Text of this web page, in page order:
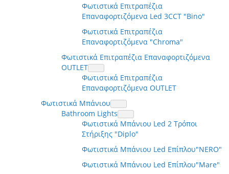
Φωτιστικά Επιτραπέζια
Επαναφορτιζόμενα Led 3CCT "Bino"
Φωτιστικά Επιτραπέζια
Επαναφορτιζόμενα "Chroma"
Φωτιστικά Επιτραπέζια Επαναφορτιζόμενα
OUTLET
Φωτιστικά Επιτραπέζια
Επαναφορτιζόμενα OUTLET
Φωτιστικά Μπάνιου
Bathroom Lights
Φωτιστικά Μπάνιου Led 2 Τρόποι
Στήριξης "Diplo"
Φωτιστικά Μπάνιου Led Επίπλου"NERO"
Φωτιστικά Μπάνιου Led Επίπλου"Mare"